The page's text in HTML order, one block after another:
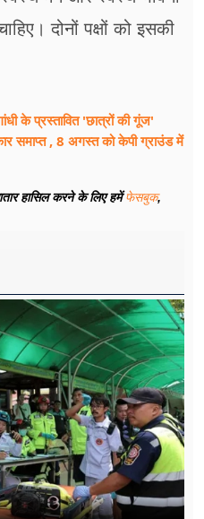
दोनों पक्षों को इसकी
के प्रस्तावित 'छात्रों की गूंज'
समाप्त , 8 अगस्त को केपी ग्राउंड में
हासिल करने के लिए हमेंफेसबुक,